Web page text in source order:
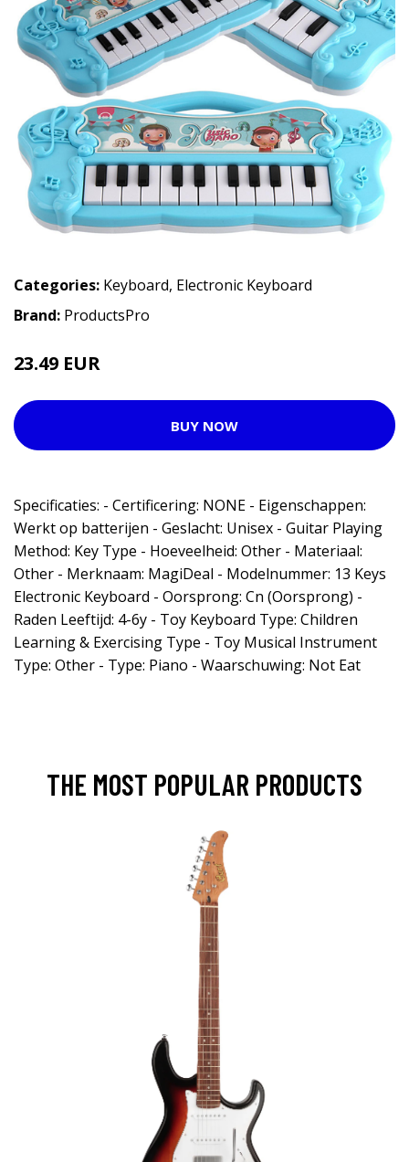
Categories: Keyboard, Electronic Keyboard
Brand: ProductsPro
23.49 EUR
BUY NOW
Specificaties: - Certificering: NONE - Eigenschappen:
Werkt op batterijen - Geslacht: Unisex - Guitar Playing
Method: Key Type - Hoeveelheid: Other - Materiaal:
Other - Merknaam: MagiDeal - Modelnummer: 13 Keys
Electronic Keyboard - Oorsprong: Cn (Oorsprong) -
Raden Leeftijd: 4-6y - Toy Keyboard Type: Children
Learning & Exercising Type - Toy Musical Instrument
Type: Other - Type: Piano - Waarschuwing: Not Eat
THE MOST POPULAR PRODUCTS